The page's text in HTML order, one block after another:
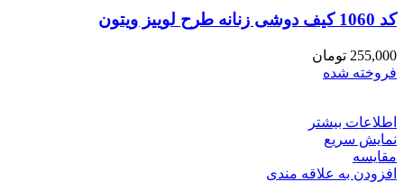
کد 1060 کیف دوشی زنانه طرح لوییز ویتون
255,000 تومان
فروخته شده
اطلاعات بیشتر
نمایش سریع
مقايسه
افزودن به علاقه مندی